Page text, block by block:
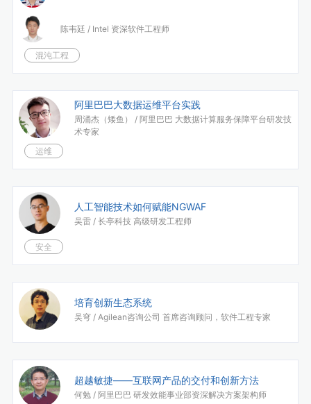
陈韦廷 / Intel 资深软件工程师
混沌工程
阿里巴巴大数据运维平台实践
周涌杰（矮鱼） / 阿里巴巴 大数据计算服务保障平台研发技
术专家
运维
人工智能技术如何赋能NGWAF
吴雷 / 长亭科技 高级研发工程师
安全
培育创新生态系统
吴穹 / Agilean咨询公司 首席咨询顾问，软件工程专家
超越敏捷——互联网产品的交付和创新方法
何勉 / 阿里巴巴 研发效能事业部资深解决方案架构师